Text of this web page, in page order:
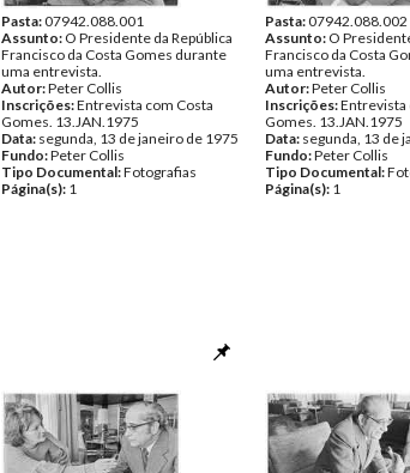
Pasta:07942.088.001
Assunto: O Presidente da República
Francisco da Costa Gomes durante
uma entrevista.
Autor:Peter Collis
Inscrições:Entrevista com Costa
Gomes. 13.JAN.1975
Data: segunda, 13 de janeiro de 1975
Fundo:Peter Collis
Tipo Documental:Fotografias
Página(s): 1
Pasta:07942.088.002
Assunto: O
Francisco da Costa
uma entrevista.
Autor:Peter Collis
Inscrições:Entrevista
Gomes. 13.JAN.1975
Data: segunda, 13 de
Fundo:Peter Collis
Tipo Documental:
Página(s): 1